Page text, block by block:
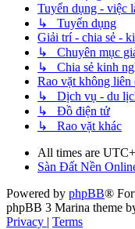
Tuyển dụng - việc
↳ Tuyển dụng
Giải trí - chia sẻ -
↳ Chuyên mục
↳ Chia sẻ kinh
Rao vặt không liên
↳ Dịch vụ - du
↳ Đồ điện tử
↳ Rao vặt khác
All times are
Sàn Đất Nền
Powered by phpBB®
phpBB 3 Marina theme
Privacy | Terms